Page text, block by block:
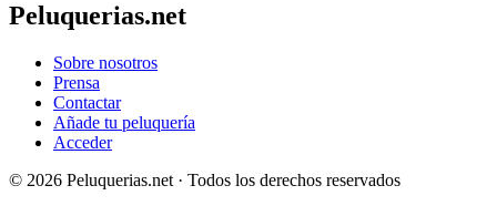
Peluquerias.net
Sobre nosotros
Prensa
Contactar
Añade tu peluquería
Acceder
© 2026 Peluquerias.net · Todos los derechos reservados